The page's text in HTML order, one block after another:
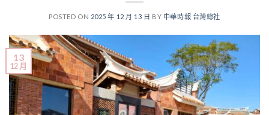
POSTED ON 2025 年 12 月 13 日 BY 中華時報 台灣總社
13
12 月